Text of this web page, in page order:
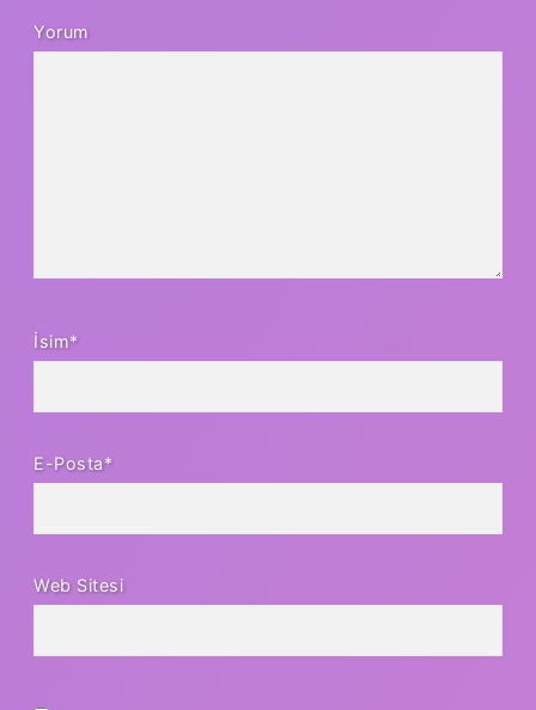
Yorum
İsim*
E-Posta*
Web Sitesi